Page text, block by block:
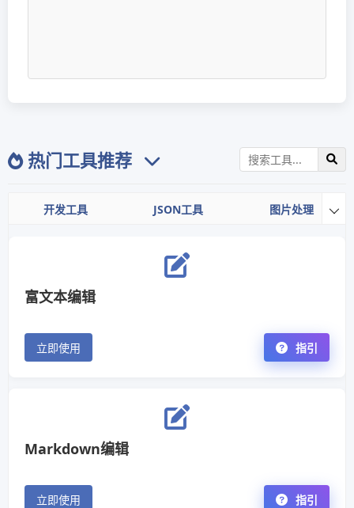
热门工具推荐
开发工具 JSON工具 图片处理 
富文本编辑
立即使用 指引
Markdown编辑
立即使用 指引